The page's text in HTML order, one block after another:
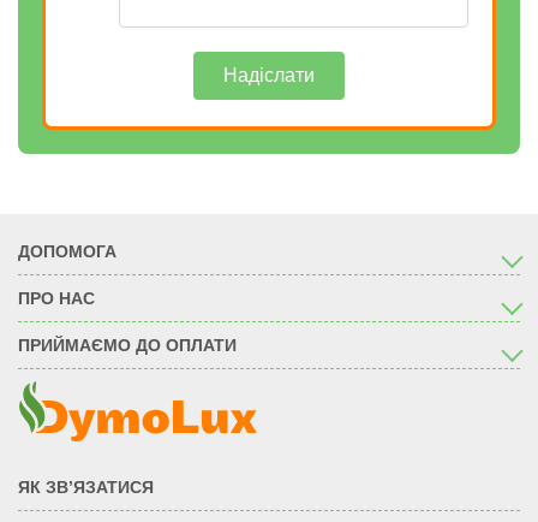
Надіслати
ДОПОМОГА
ПРО НАС
ПРИЙМАЄМО ДО ОПЛАТИ
ЯК ЗВ’ЯЗАТИСЯ